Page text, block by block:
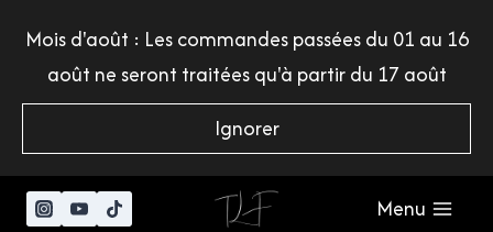
contenu
Mois d'août : Les commandes passées du 01 au 16
août ne seront traitées qu'à partir du 17 août
Ignorer
Menu